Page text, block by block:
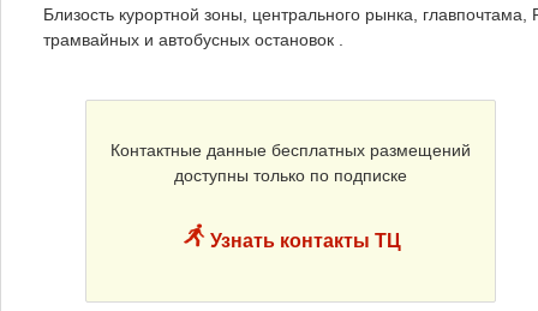
Близость курортной зоны, центрального рынка,
трамвайных и автобусных остановок .
Контактные данные бесплатных размещений
доступны только по подписке
Узнать контакты ТЦ